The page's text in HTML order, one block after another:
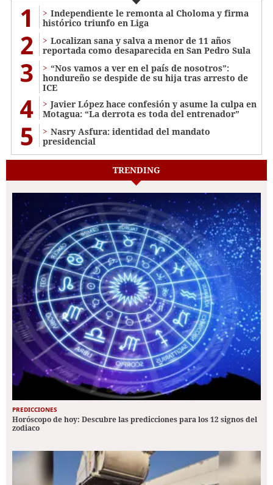
1
Independiente le remonta al Choloma y firma
histórico triunfo en Liga
2
Localizan sana y salva a menor de 11 años
reportada como desaparecida en San Pedro Sula
3
“Nos vamos a ver en el país de nosotros”:
hondureño se despide de su hija tras arresto de
ICE
4
Javier López hace confesión y asume la culpa en
Motagua: “La derrota es toda del entrenador”
5
Nasry Asfura: identidad del mandato
presidencial
TRENDING
PREDICCIONES
Horóscopo de hoy: Descubre las predicciones para los 12 signos del
zodiaco